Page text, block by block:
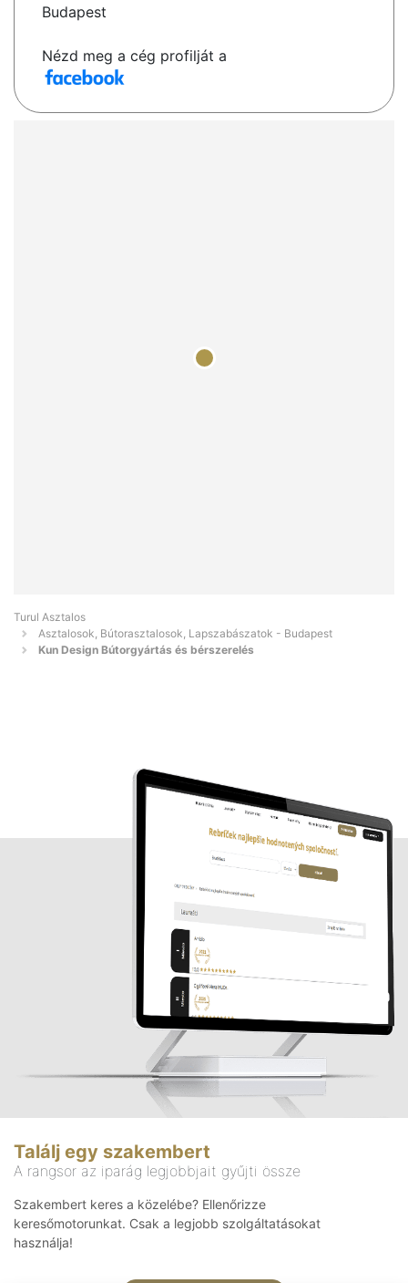
Budapest
Nézd meg a cég profilját a
Turul Asztalos
Asztalosok, Bútorasztalosok, Lapszabászatok - Budapest
Kun Design Bútorgyártás és bérszerelés
Találj egy szakembert
A rangsor az iparág legjobbjait gyűjti össze
Szakembert keres a közelébe? Ellenőrizze
keresőmotorunkat. Csak a legjobb szolgáltatásokat
használja!